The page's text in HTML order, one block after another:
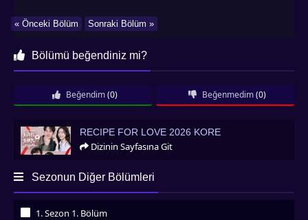
Sonraki Bölüm »
« Önceki Bölüm
Bölümü beğendiniz mi?
Beğendim (0) Beğenmedim (0)
Recipe for Love 2026 Kore
RECIPE FOR LOVE 2026 KORE
Dizinin Sayfasına Git
Sezonun Diğer Bölümleri
1. Sezon 1. Bölüm